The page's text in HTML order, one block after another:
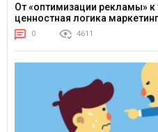
От «оптимизации рекламы»
ценностная логика
0 4611